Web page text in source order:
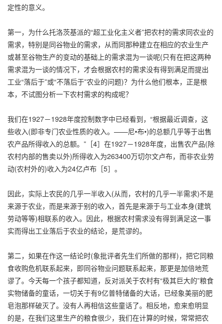
定性的意义。
第一，为什么托洛茨基派的“超工业化主义者”把农村的需求同农业的
需求，特别是同谷物业的需求，从而同那种建立在相应的农业生产
或甚至谷物生产的变动的基础上的需求混为一谈呢(只有在把这两种
需求混为一谈的情况下，才会根据农村的需求没有得到满足而提出
工业“落后于”或“不落后于”农业的问题)？为什么他们根本，正是根
本，不试图分析一下农村需求的构成呢？
我们在1927－1928年度控制数字中已经看到，“根据最近调查，这
些收入(即非专门农业性质的收入。——尼•布•)的总额几乎等于出售
农产品所得收入的总额。”［4］在1927－1928年度，出售农产品(除
农村内部的售卖以外)所得收入为263400万切尔文卢布，而非农业劳
动(农村外的)收入为24亿卢布［5］。
因此，实际上农民的几乎一半收入(从而，农村的几乎一半需求)不是
来源于农业，而是来源于别的收入，首先是来源于与工业本身(建筑
劳动等等)相联系的收入。因此，根据农村需求没有得到满足这一事
实而得出工业落后于农业的结论，是荒谬的。
第二，如果在作这一结论时(象批评者先生们所做的那样)，把它同粮
食收购危机联系起来，即同谷物业问题联系起来，那更是加倍地荒
谬了。今天每一个孩子都知道，反对派关于农村有“极其巨大的”粮食
实物储备的童话，一切关于有9亿普特储备的大话，已经象美丽的肥
皂泡那样破灭了。没有人再相信这些童话了。相反地，愈来愈明显
的是，在我们这里生产的粮食很少，我们在计算的时候，常常把农